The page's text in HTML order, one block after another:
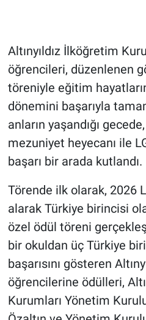
Altınyıldız İlköğretim
öğrencileri, düzenlenen
töreniyle eğitim
dönemini başarıyla
anların yaşandığı
mezuniyet heyecanı ile
başarı bir arada kutlandı.
Törende ilk olarak, 2026
alarak Türkiye birincisi
özel ödül töreni
bir okuldan üç Türkiye
başarısını gösteren
öğrencilerine ödülleri,
Kurumları Yönetim
Kayseri
Niğde
Aksaray
Kırşehir
Genel
Asayiş
Kültür - Sanat
Politika